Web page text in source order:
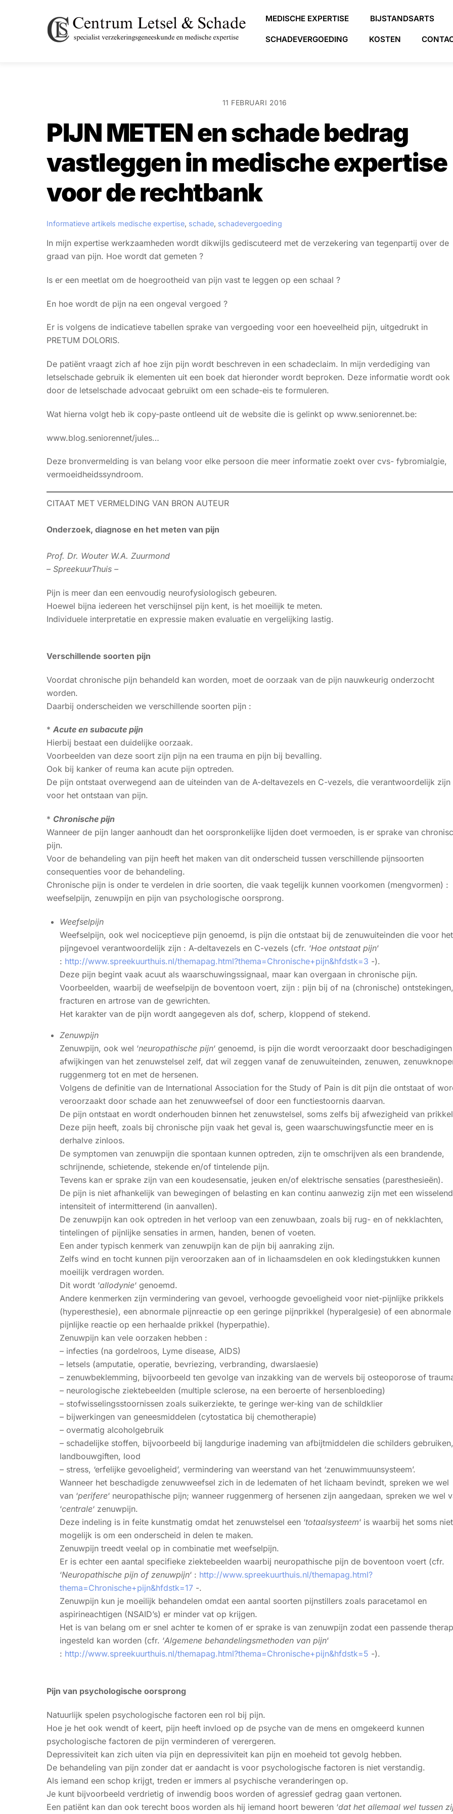
MEDISCHE EXPERTISE BIJSTANDSARTS
SCHADEVERGOEDING KOSTEN
11 FEBRUARI 2016
PIJN METEN en schade bedrag
vastleggen in medische expertise
voor de rechtbank
Informatieve artikels medische expertise, schade, schadevergoeding
In mijn expertise werkzaamheden wordt dikwijls gediscuteerd met de verzekering van tegenpartij over de
graad van pijn. Hoe wordt dat gemeten ?
Is er een meetlat om de hoegrootheid van pijn vast te leggen op een schaal ?
En hoe wordt de pijn na een ongeval vergoed ?
Er is volgens de indicatieve tabellen sprake van vergoeding voor een hoeveelheid pijn, uitgedrukt in
PRETUM DOLORIS.
De patiënt vraagt zich af hoe zijn pijn wordt beschreven in een schadeclaim. In mijn verdediging van
letselschade gebruik ik elementen uit een boek dat hieronder wordt beproken. Deze informatie wordt ook
door de letselschade advocaat gebruikt om een schade-eis te formuleren.
Wat hierna volgt heb ik copy-paste ontleend uit de website die is gelinkt op www.seniorennet.be:
www.blog.seniorennet/jules…
Deze bronvermelding is van belang voor elke persoon die meer informatie zoekt over cvs- fybromialgie,
vermoeidheidssyndroom.
CITAAT MET VERMELDING VAN BRON AUTEUR
Onderzoek, diagnose en het meten van pijn
Prof. Dr. Wouter W.A. Zuurmond
– SpreekuurThuis –
Pijn is meer dan een eenvoudig neurofysiologisch gebeuren.
Hoewel bijna iedereen het verschijnsel pijn kent, is het moeilijk te meten.
Individuele interpretatie en expressie maken evaluatie en vergelijking lastig.
Verschillende soorten pijn
Voordat chronische pijn behandeld kan worden, moet de oorzaak van de pijn nauwkeurig onderzocht
worden.
Daarbij onderscheiden we verschillende soorten pijn :
* Acute en subacute pijn
Hierbij bestaat een duidelijke oorzaak.
Voorbeelden van deze soort zijn pijn na een trauma en pijn bij bevalling.
Ook bij kanker of reuma kan acute pijn optreden.
De pijn ontstaat overwegend aan de uiteinden van de A-deltavezels en C-vezels, die verantwoordelijk zijn
voor het ontstaan van pijn.
* Chronische pijn
Wanneer de pijn langer aanhoudt dan het oorspronkelijke lijden doet vermoeden, is er sprake van
pijn.
Voor de behandeling van pijn heeft het maken van dit onderscheid tussen verschillende pijnsoorten
consequenties voor de behandeling.
Chronische pijn is onder te verdelen in drie soorten, die vaak tegelijk kunnen voorkomen (mengvormen) :
weefselpijn, zenuwpijn en pijn van psychologische oorsprong.
Weefselpijn
Weefselpijn, ook wel nociceptieve pijn genoemd, is pijn die ontstaat bij de zenuwuiteinden die voor het
pijngevoel verantwoordelijk zijn : A-deltavezels en C-vezels (cfr. ‘Hoe ontstaat pijn‘
: http://www.spreekuurthuis.nl/themapag.html?thema=Chronische+pijn&hfdstk=3 -).
Deze pijn begint vaak acuut als waarschuwingssignaal, maar kan overgaan in chronische pijn.
Voorbeelden, waarbij de weefselpijn de boventoon voert, zijn : pijn bij of na (chronische) ontstekingen,
fracturen en artrose van de gewrichten.
Het karakter van de pijn wordt aangegeven als dof, scherp, kloppend of stekend.
Zenuwpijn
Zenuwpijn, ook wel ‘neuropathische pijn‘ genoemd, is pijn die wordt veroorzaakt door
afwijkingen van het zenuwstelsel zelf, dat wil zeggen vanaf de zenuwuiteinden, zenuwen,
ruggenmerg tot en met de hersenen.
Volgens de definitie van de International Association for the Study of Pain is dit pijn die ontstaat of
veroorzaakt door schade aan het zenuwweefsel of door een functiestoornis daarvan.
De pijn ontstaat en wordt onderhouden binnen het zenuwstelsel, soms zelfs bij afwezigheid van
Deze pijn heeft, zoals bij chronische pijn vaak het geval is, geen waarschuwingsfunctie meer en is
derhalve zinloos.
De symptomen van zenuwpijn die spontaan kunnen optreden, zijn te omschrijven als een brandende,
schrijnende, schietende, stekende en/of tintelende pijn.
Tevens kan er sprake zijn van een koudesensatie, jeuken en/of elektrische sensaties (paresthesieën).
De pijn is niet afhankelijk van bewegingen of belasting en kan continu aanwezig zijn met een
intensiteit of intermitterend (in aanvallen).
De zenuwpijn kan ook optreden in het verloop van een zenuwbaan, zoals bij rug- en of nekklachten,
tintelingen of pijnlijke sensaties in armen, handen, benen of voeten.
Een ander typisch kenmerk van zenuwpijn kan de pijn bij aanraking zijn.
Zelfs wind en tocht kunnen pijn veroorzaken aan of in lichaamsdelen en ook kledingstukken kunnen
moeilijk verdragen worden.
Dit wordt ‘allodynie‘ genoemd.
Andere kenmerken zijn vermindering van gevoel, verhoogde gevoeligheid voor niet-pijnlijke prikkels
(hyperesthesie), een abnormale pijnreactie op een geringe pijnprikkel (hyperalgesie) of een abnormale
pijnlijke reactie op een herhaalde prikkel (hyperpathie).
Zenuwpijn kan vele oorzaken hebben :
– infecties (na gordelroos, Lyme disease, AIDS)
– letsels (amputatie, operatie, bevriezing, verbranding, dwarslaesie)
– zenuwbeklemming, bijvoorbeeld ten gevolge van inzakking van de wervels bij osteoporose of
– neurologische ziektebeelden (multiple sclerose, na een beroerte of hersenbloeding)
– stofwisselingsstoornissen zoals suikerziekte, te geringe wer-king van de schildklier
– bijwerkingen van geneesmiddelen (cytostatica bij chemotherapie)
– overmatig alcoholgebruik
– schadelijke stoffen, bijvoorbeeld bij langdurige inademing van afbijtmiddelen die schilders gebruiken,
landbouwgiften, lood
– stress, ‘erfelijke gevoeligheid’, vermindering van weerstand van het ‘zenuwimmuunsysteem’.
Wanneer het beschadigde zenuwweefsel zich in de ledematen of het lichaam bevindt, spreken we wel
van ‘perifere‘ neuropathische pijn; wanneer ruggenmerg of hersenen zijn aangedaan, spreken we wel
‘centrale‘ zenuwpijn.
Deze indeling is in feite kunstmatig omdat het zenuwstelsel een ‘totaalsysteem‘ is waarbij het soms niet
mogelijk is om een onderscheid in delen te maken.
Zenuwpijn treedt veelal op in combinatie met weefselpijn.
Er is echter een aantal specifieke ziektebeelden waarbij neuropathische pijn de boventoon voert (cfr.
‘Neuropathische pijn of zenuwpijn‘ : http://www.spreekuurthuis.nl/themapag.html?
thema=Chronische+pijn&hfdstk=17-.
Zenuwpijn kun je moeilijk behandelen omdat een aantal soorten pijnstillers zoals paracetamol en
aspirineachtigen (NSAID’s) er minder vat op krijgen.
Het is van belang om er snel achter te komen of er sprake is van zenuwpijn zodat een passende
ingesteld kan worden (cfr. ‘Algemene behandelingsmethoden van pijn‘
: http://www.spreekuurthuis.nl/themapag.html?thema=Chronische+pijn&hfdstk=5 -).
Pijn van psychologische oorsprong
Natuurlijk spelen psychologische factoren een rol bij pijn.
Hoe je het ook wendt of keert, pijn heeft invloed op de psyche van de mens en omgekeerd kunnen
psychologische factoren de pijn verminderen of verergeren.
Depressiviteit kan zich uiten via pijn en depressiviteit kan pijn en moeheid tot gevolg hebben.
De behandeling van pijn zonder dat er aandacht is voor psychologische factoren is niet verstandig.
Als iemand een schop krijgt, treden er immers al psychische veranderingen op.
Je kunt bijvoorbeeld verdrietig of inwendig boos worden of agressief gedrag gaan vertonen.
Een patiënt kan dan ook terecht boos worden als hij iemand hoort beweren ‘dat het allemaal wel tussen